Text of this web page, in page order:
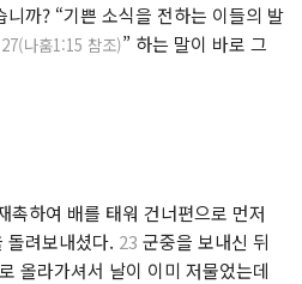
까? “기쁜 소식을 전하는 이들의 발
나훔1:15 참조)” 하는 말이 바로 그
촉하여 배를 태워 건너편으로 먼저
돌려보내셨다. 23 군중을 보내신 뒤
올라가셔서 날이 이미 저물었는데